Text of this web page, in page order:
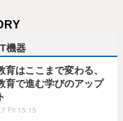
機器
育はここまで変わる、
育で進む学びのアップ
Fri 15:15